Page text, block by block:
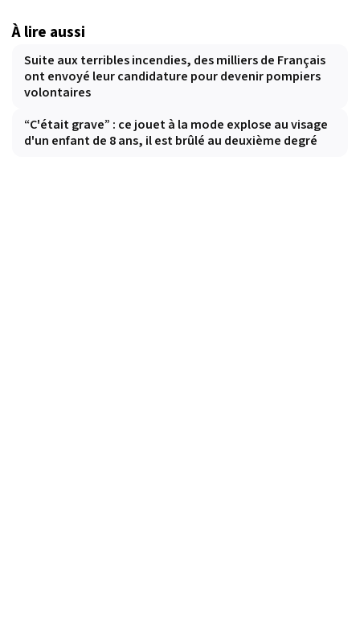
À lire aussi
Suite aux terribles incendies, des milliers de Français
ont envoyé leur candidature pour devenir pompiers
volontaires
“C'était grave” : ce jouet à la mode explose au visage
d'un enfant de 8 ans, il est brûlé au deuxième degré